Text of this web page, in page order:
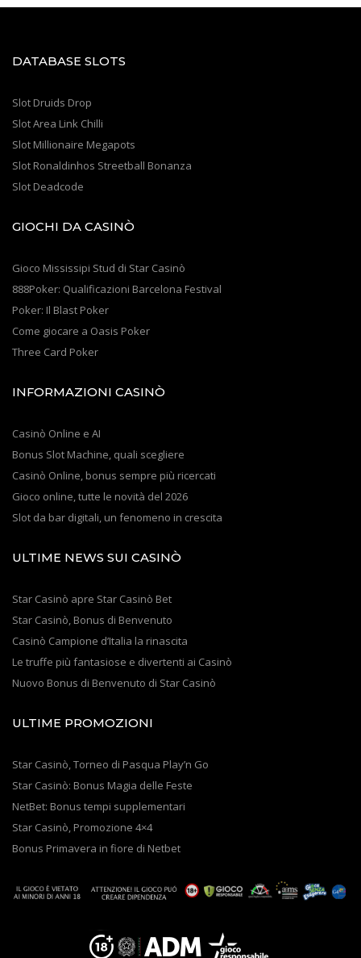
DATABASE SLOTS
Slot Druids Drop
Slot Area Link Chilli
Slot Millionaire Megapots
Slot Ronaldinhos Streetball Bonanza
Slot Deadcode
GIOCHI DA CASINÒ
Gioco Mississipi Stud di Star Casinò
888Poker: Qualificazioni Barcelona Festival
Poker: Il Blast Poker
Come giocare a Oasis Poker
Three Card Poker
INFORMAZIONI CASINÒ
Casinò Online e AI
Bonus Slot Machine, quali scegliere
Casinò Online, bonus sempre più ricercati
Gioco online, tutte le novità del 2026
Slot da bar digitali, un fenomeno in crescita
ULTIME NEWS SUI CASINÒ
Star Casinò apre Star Casinò Bet
Star Casinò, Bonus di Benvenuto
Casinò Campione d’Italia la rinascita
Le truffe più fantasiose e divertenti ai Casinò
Nuovo Bonus di Benvenuto di Star Casinò
ULTIME PROMOZIONI
Star Casinò, Torneo di Pasqua Play’n Go
Star Casinò: Bonus Magia delle Feste
NetBet: Bonus tempi supplementari
Star Casinò, Promozione 4×4
Bonus Primavera in fiore di Netbet